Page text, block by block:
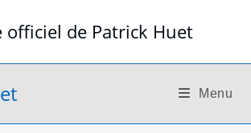
officiel de Patrick Huet
Menu